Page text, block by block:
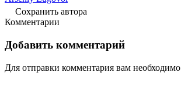
Сохранить автора
Комментарии
Добавить комментарий
Для отправки комментария вам необходимо